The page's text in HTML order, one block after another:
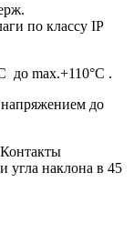
по классу IP
до max.+110°C .
до
угла наклона в 45